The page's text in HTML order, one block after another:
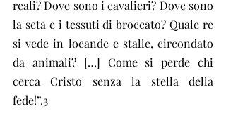
reali? Dove sono i cavalieri? Dove sono
la seta e i tessuti di broccato? Quale re
si vede in locande e stalle, circondato
da animali? […] Come si perde chi
cerca Cristo senza la stella della
fede!”.3